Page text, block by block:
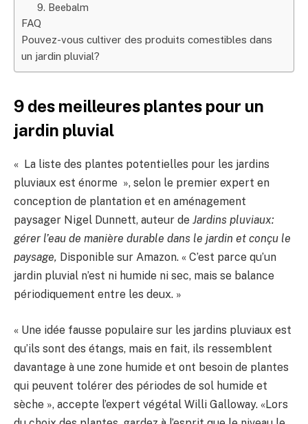
9. Beebalm
FAQ
Pouvez-vous cultiver des produits comestibles dans
un jardin pluvial?
9 des meilleures plantes pour un
jardin pluvial
« La liste des plantes potentielles pour les jardins
pluviaux est énorme », selon le premier expert en
conception de plantation et en aménagement
paysager Nigel Dunnett, auteur de Jardins pluviaux:
gérer l’eau de manière durable dans le jardin et conçu le
paysage, Disponible sur Amazon. « C’est parce qu’un
jardin pluvial n’est ni humide ni sec, mais se balance
périodiquement entre les deux. »
« Une idée fausse populaire sur les jardins pluviaux est
qu’ils sont des étangs, mais en fait, ils ressemblent
davantage à une zone humide et ont besoin de plantes
qui peuvent tolérer des périodes de sol humide et
sèche », accepte l’expert végétal Willi Galloway. «Lors